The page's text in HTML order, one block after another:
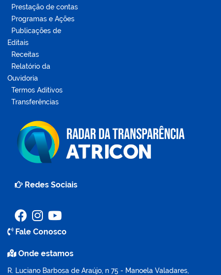
Prestação de contas
Programas e Ações
Publicações de
Editais
Receitas
Relatório da
Ouvidoria
Termos Aditivos
Transferências
Redes Sociais
Fale Conosco
Onde estamos
R. Luciano Barbosa de Araújo, n 75 - Manoela Valadares,